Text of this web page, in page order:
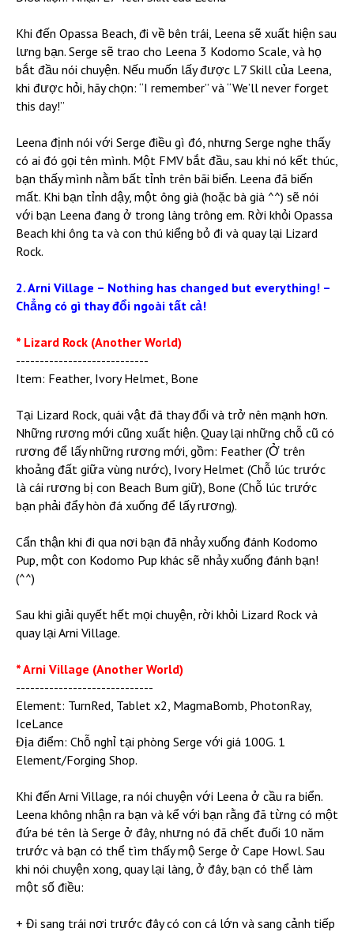
Khi đến Opassa Beach, đi về bên trái, Leena sẽ xuất hiện sau
lưng bạn. Serge sẽ trao cho Leena 3 Kodomo Scale, và họ
bắt đầu nói chuyện. Nếu muốn lấy được L7 Skill của Leena,
khi được hỏi, hãy chọn: “I remember” và “We’ll never forget
this day!”
Leena định nói với Serge điều gì đó, nhưng Serge nghe thấy
có ai đó gọi tên mình. Một FMV bắt đầu, sau khi nó kết thúc,
bạn thấy mình nằm bất tỉnh trên bãi biển. Leena đã biến
mất. Khi bạn tỉnh dậy, một ông già (hoặc bà già ^^) sẽ nói
với bạn Leena đang ở trong làng trông em. Rời khỏi Opassa
Beach khi ông ta và con thú kiểng bỏ đi và quay lại Lizard
Rock.
2. Arni Village – Nothing has changed but everything! –
Chẳng có gì thay đổi ngoài tất cả!
* Lizard Rock (Another World)
----------------------------
Item: Feather, Ivory Helmet, Bone
Tại Lizard Rock, quái vật đã thay đổi và trở nên mạnh hơn.
Những rương mới cũng xuất hiện. Quay lại những chỗ cũ có
rương để lấy những rương mới, gồm: Feather (Ở trên
khoảng đất giữa vùng nước), Ivory Helmet (Chỗ lúc trước
là cái rương bị con Beach Bum giữ), Bone (Chỗ lúc trước
bạn phải đẩy hòn đá xuống để lấy rương).
Cẩn thận khi đi qua nơi bạn đã nhảy xuống đánh Kodomo
Pup, một con Kodomo Pup khác sẽ nhảy xuống đánh bạn!
(^^)
Sau khi giải quyết hết mọi chuyện, rời khỏi Lizard Rock và
quay lại Arni Village.
* Arni Village (Another World)
-----------------------------
Element: TurnRed, Tablet x2, MagmaBomb, PhotonRay,
IceLance
Địa điểm: Chỗ nghỉ tại phòng Serge với giá 100G. 1
Element/Forging Shop.
Khi đến Arni Village, ra nói chuyện với Leena ở cầu ra biển.
Leena không nhận ra bạn và kể với bạn rằng đã từng có một
đứa bé tên là Serge ở đây, nhưng nó đã chết đuối 10 năm
trước và bạn có thể tìm thấy mộ Serge ở Cape Howl. Sau
khi nói chuyện xong, quay lại làng, ở đây, bạn có thể làm
một số điều:
+ Đi sang trái nơi trước đây có con cá lớn và sang cảnh tiếp